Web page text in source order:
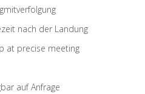
nach der Landung
at precise meeting
auf Anfrage